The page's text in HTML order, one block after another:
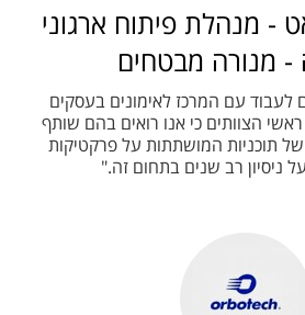
- מנהלת פיתוח ארגוני
- מנורה מבטחים
לעבוד עם המרכז לאימונים בעסקים
הצוותים כי אנו רואים בהם שותף
של תוכניות המושתתות על פרקטיקות
ניסיון רב שנים בתחום זה."